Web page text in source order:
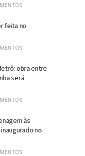
feita no
obra entre
será
às
no